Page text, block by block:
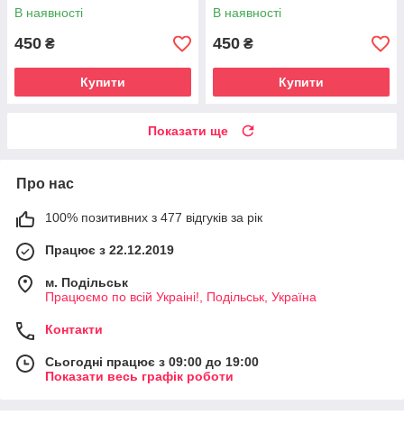
В наявності
450 ₴
Купити
В наявності
450 ₴
Купити
Показати ще
Про нас
100% позитивних з 477 відгуків за рік
Працює з 22.12.2019
м. Подільськ
Працюємо по всій Украіні!, Подільськ, Україна
Контакти
Сьогодні працює з 09:00 до 19:00
Показати весь графік роботи